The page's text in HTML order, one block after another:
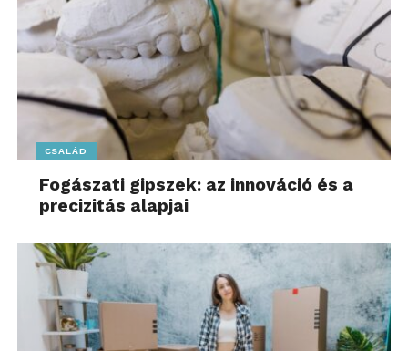
CSALÁD
Fogászati gipszek: az innováció és a
precizitás alapjai